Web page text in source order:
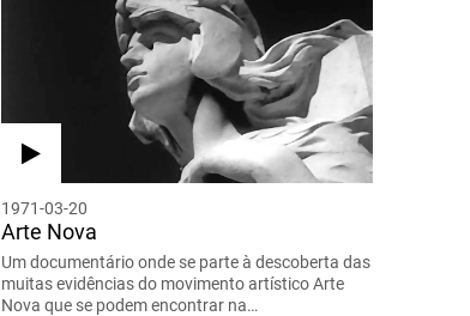
1971-03-20
Arte Nova
Um documentário onde se parte à descoberta das
muitas evidências do movimento artístico Arte
Nova que se podem encontrar na…